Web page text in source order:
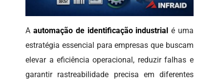
Aautomação de identificação industrial é uma
estratégia essencial para empresas que buscam
elevar a eficiência operacional, reduzir falhas e
garantir rastreabilidade precisa em diferentes